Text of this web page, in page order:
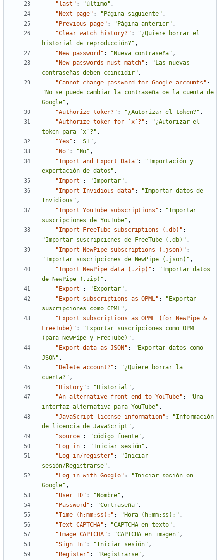
"last" : "último" ,
"Next page" : "Página siguiente" ,
"Previous page" : "Página anterior" ,
"Clear watch history?" :
"¿Quiere borrar el
historial de reproducción?" ,
"New password" : "Nueva contraseña" ,
"New passwords must match" :
"Las nuevas
contraseñas deben coincidir" ,
"Cannot change password for Google accounts" :
"No se puede cambiar la contraseña de la cuenta de
Google" ,
"Authorize token?" : "¿Autorizar el token?" ,
"Authorize token for `x`?" :
"¿Autorizar el
token para `x`?" ,
"Yes" : "Sí" ,
"No" : "No" ,
"Import and Export Data" :
"Importación y
exportación de datos" ,
"Import" : "Importar" ,
"Import Invidious data" :
"Importar datos de
Invidious" ,
"Import YouTube subscriptions" :
"Importar
suscripciones de YouTube" ,
"Import FreeTube subscriptions (.db)" :
"Importar suscripciones de FreeTube (.db)" ,
"Import NewPipe subscriptions (.json)" :
"Importar suscripciones de NewPipe (.json)" ,
"Import NewPipe data (.zip)" :
"Importar datos
de NewPipe (.zip)" ,
"Export" : "Exportar" ,
"Export subscriptions as OPML" :
"Exportar
suscripciones como OPML" ,
"Export subscriptions as OPML (for NewPipe &
FreeTube)" :
"Exportar suscripciones como OPML
(para NewPipe y FreeTube)" ,
"Export data as JSON" :
"Exportar datos como
JSON" ,
"Delete account?" :
"¿Quiere borrar la
cuenta?" ,
"History" : "Historial" ,
"An alternative front-end to YouTube" :
"Una
interfaz alternativa para YouTube" ,
"JavaScript license information" :
"Información
de licencia de JavaScript" ,
"source" : "código fuente" ,
"Log in" : "Iniciar sesión" ,
"Log in/register" :
"Iniciar
sesión/Registrarse" ,
"Log in with Google" :
"Iniciar sesión en
Google" ,
"User ID" : "Nombre" ,
"Password" : "Contraseña" ,
"Time (h:mm:ss):" : "Hora (h:mm:ss):" ,
"Text CAPTCHA" : "CAPTCHA en texto" ,
"Image CAPTCHA" : "CAPTCHA en imagen" ,
"Sign In" : "Iniciar sesión" ,
"Register" : "Registrarse" ,